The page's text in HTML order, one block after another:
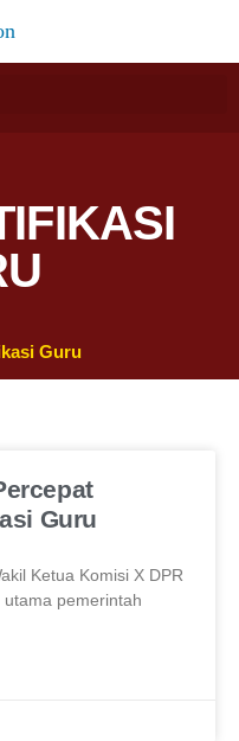
Guru
Guru
Ketua Komisi X DPR
pemerintah